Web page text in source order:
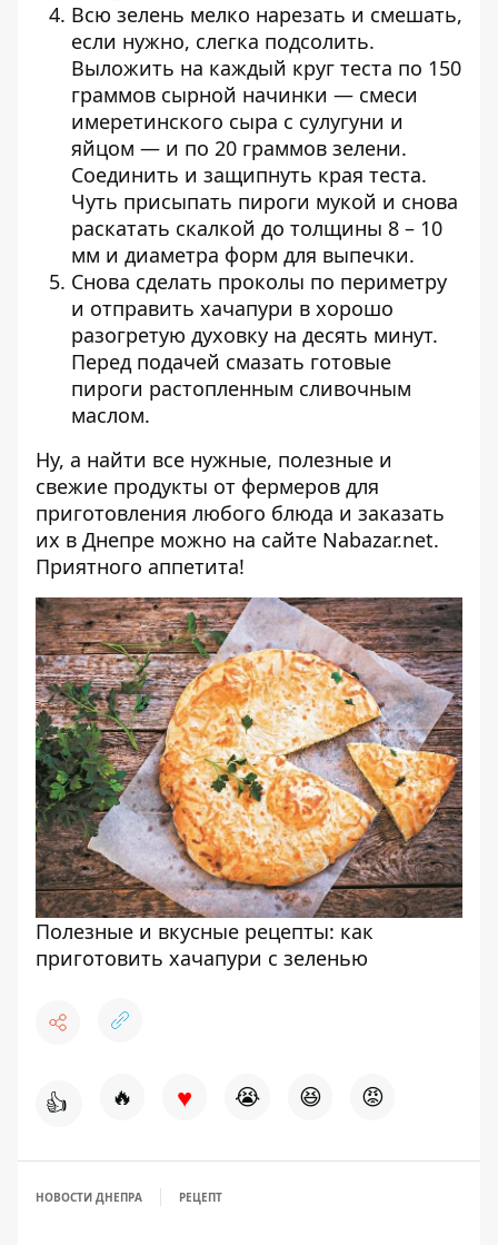
Всю зелень мелко нарезать и смешать,
если нужно, слегка подсолить.
Выложить на каждый круг теста по 150
граммов сырной начинки — смеси
име­ретинского сыра с сулугуни и
яйцом — и по 20 граммов зе­лени.
Соединить и защипнуть края теста.
Чуть присыпать пироги мукой и снова
раскатать скалкой до толщины 8 – 10
мм и диаметра форм для выпечки.
Снова сделать проколы по периметру
и отправить хачапури в хорошо
разогретую духовку на десять минут.
Перед подачей смазать готовые
пироги растопленным сливочным
маслом.
Ну, а найти все нужные, полезные и
свежие продукты от фермеров для
приготовления любого блюда и заказать
их в Днепре можно на сайте Nabazar.net.
Приятного аппетита!
Полезные и вкусные рецепты: как
приготовить хачапури с зеленью
👍 🔥 ♥ 😭 😆 😡
НОВОСТИ ДНЕПРА РЕЦЕПТ